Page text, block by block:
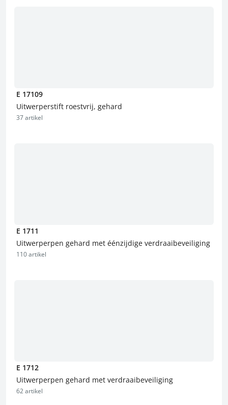
E 17109
Uitwerperstift roestvrij, gehard
37 artikel
E 1711
Uitwerperpen gehard met éénzijdige verdraaibeveiliging
110 artikel
E 1712
Uitwerperpen gehard met verdraaibeveiliging
62 artikel